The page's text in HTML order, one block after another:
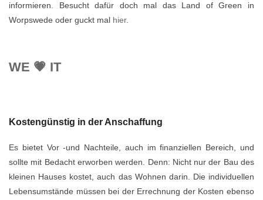
informieren. Besucht dafür doch mal das Land of Green in
Worpswede oder guckt mal hier.
WE 💗 IT
Kostengünstig in der Anschaffung
Es bietet Vor -und Nachteile, auch im finanziellen Bereich, und
sollte mit Bedacht erworben werden. Denn: Nicht nur der Bau des
kleinen Hauses kostet, auch das Wohnen darin. Die individuellen
Lebensumstände müssen bei der Errechnung der Kosten ebenso